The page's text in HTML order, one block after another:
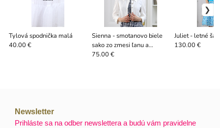
Tylová spodnička malá
40.00 €
Sienna - smotanovo biele
sako zo zmesi ľanu a
rayonu
75.00 €
Juliet - letné
130.00 €
Newsletter
Prihláste sa na odber newslettera a budú vám pravidelne